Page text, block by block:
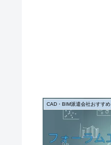
CAD・BIM派遣会社おすすめ